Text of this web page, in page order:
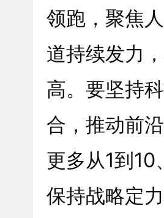
领跑，聚焦
道持续发力
高。要坚持
合，推动前
更多从1到
保持战略定